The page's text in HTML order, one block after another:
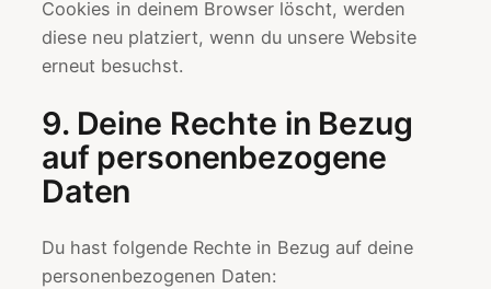
Cookies in deinem Browser löscht, werden
diese neu platziert, wenn du unsere Website
erneut besuchst.
9. Deine Rechte in Bezug
auf personenbezogene
Daten
Du hast folgende Rechte in Bezug auf deine
personenbezogenen Daten: